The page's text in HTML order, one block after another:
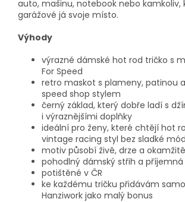
auto, mašinu, notebook nebo kamkoliv,
garážové já svoje místo.
Výhody
výrazné dámské hot rod tričko s
For Speed
retro maskot s plameny, patinou
speed shop stylem
černý základ, který dobře ladí s
i výraznějšími doplňky
ideální pro ženy, které chtějí hot
vintage racing styl bez sladké
motiv působí živě, drze a
pohodlný dámský střih a
potištěné v ČR
ke každému tričku přidávám
Hanziwork jako malý bonus